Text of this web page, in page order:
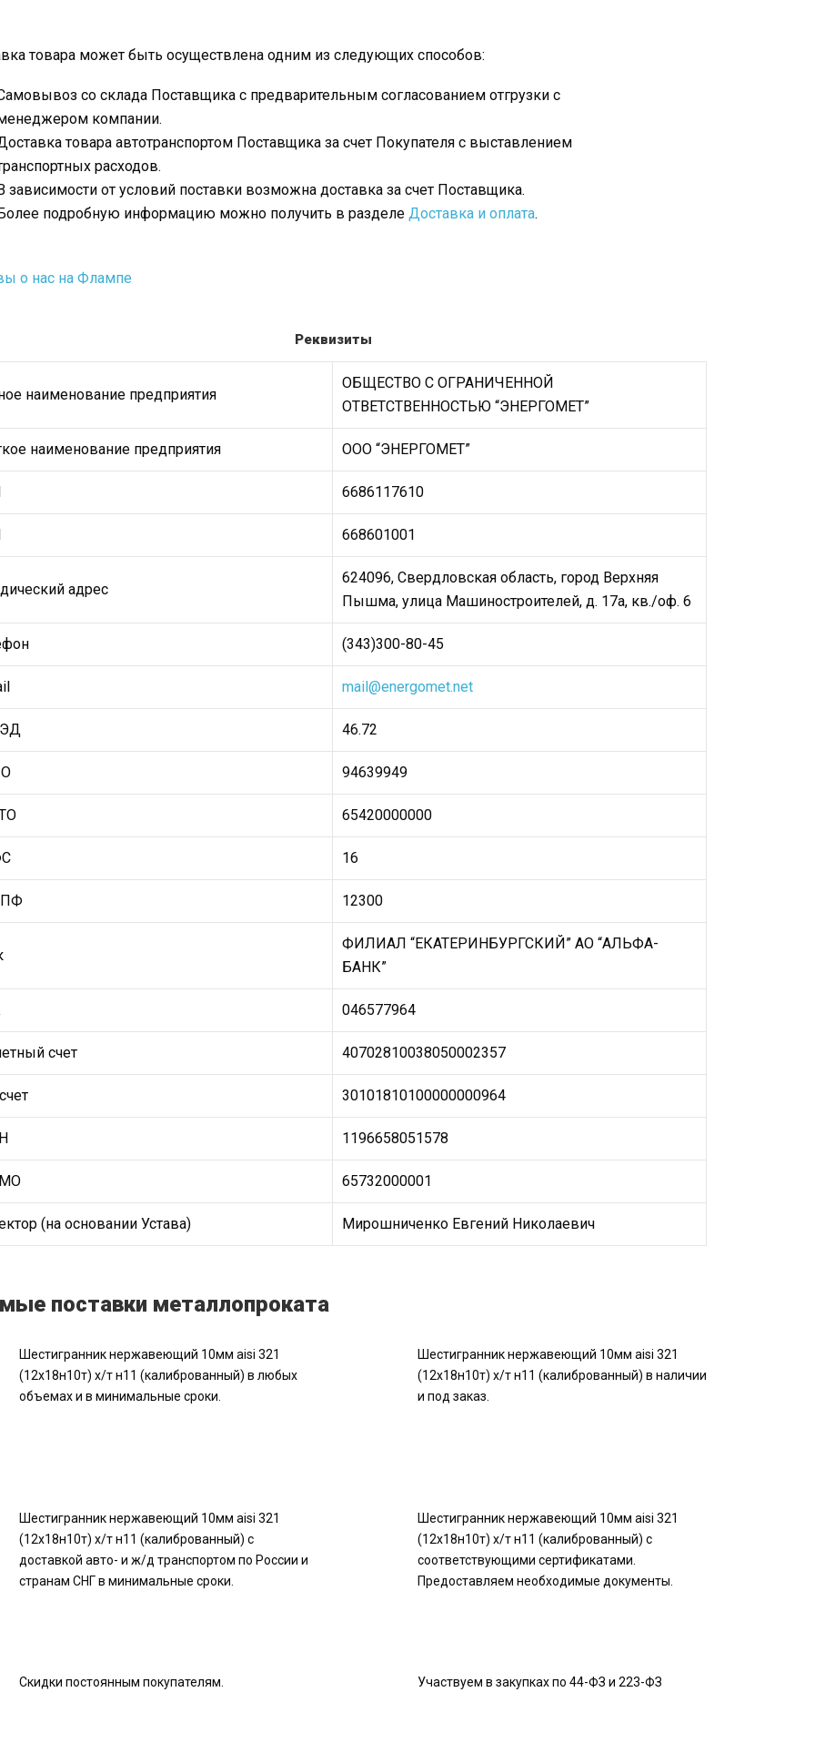
товара может быть осуществлена одним из следующих способов:
со склада Поставщика с предварительным согласованием отгрузки с
компании.
товара автотранспортом Поставщика за счет Покупателя с выставлением
расходов.
зависимости от условий поставки возможна доставка за счет Поставщика.
подробную информацию можно получить в разделе Доставка и оплата.
о нас на Флампе
Реквизиты
наименование предприятия
ОБЩЕСТВО С ОГРАНИЧЕННОЙ
ОТВЕТСТВЕННОСТЬЮ “ЭНЕРГОМЕТ”
наименование предприятия ООО “ЭНЕРГОМЕТ”
6686117610
668601001
адрес
624096, Свердловская область, город Верхняя
Пышма, улица Машиностроителей, д. 17а, кв./оф. 6
(343)300-80-45
mail@energomet.net
46.72
94639949
65420000000
16
12300
ФИЛИАЛ “ЕКАТЕРИНБУРГСКИЙ” АО “АЛЬФА-
БАНК”
046577964
счет 40702810038050002357
30101810100000000964
1196658051578
65732000001
(на основании Устава) Мирошниченко Евгений Николаевич
поставки металлопроката
Шестигранник нержавеющий 10мм aisi 321
(12х18н10т) х/т н11 (калиброванный) в любых
объемах и в минимальные сроки.
Шестигранник нержавеющий 10мм aisi 321
(12х18н10т) х/т н11 (калиброванный) в наличии
и под заказ.
Шестигранник нержавеющий 10мм aisi 321
(12х18н10т) х/т н11 (калиброванный) с
доставкой авто- и ж/д транспортом по России и
странам СНГ в минимальные сроки.
Шестигранник нержавеющий 10мм aisi 321
(12х18н10т) х/т н11 (калиброванный) с
соответствующими сертификатами.
Предоставляем необходимые документы.
Скидки постоянным покупателям. Участвуем в закупках по 44-ФЗ и 223-ФЗ